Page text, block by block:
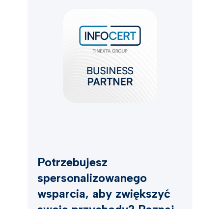
Potrzebujesz
spersonalizowanego
wsparcia, aby zwiększyć